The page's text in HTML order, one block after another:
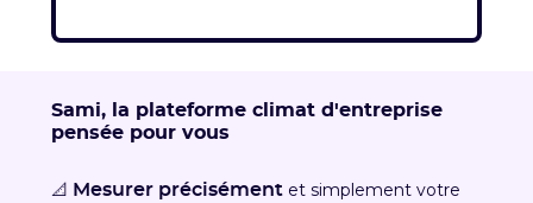
Sami, la plateforme climat d'entreprise
pensée pour vous
📐 Mesurer précisémentet simplement votre